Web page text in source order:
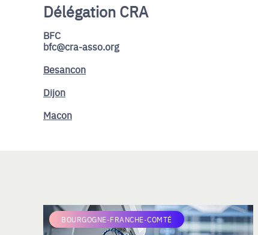
Délégation CRA
BFC
bfc@cra-asso.org
Besancon
Dijon
Macon
BOURGOGNE-FRANCHE-COMTÉ